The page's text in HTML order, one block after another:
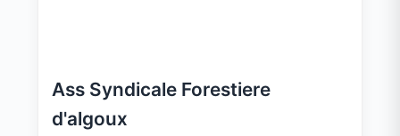
Ass Syndicale Forestiere
d'algoux